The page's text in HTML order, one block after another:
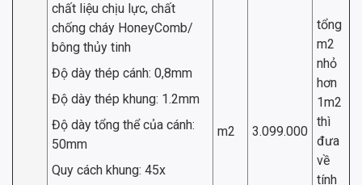
chất liệu chịu lực, chất
chống cháy HoneyComb/
bông thủy tinh
Độ dày thép cánh: 0,8mm
Độ dày thép khung: 1.2mm
Độ dày tổng thể của cánh:
50mm
Quy cách khung: 45x
m2 3.099.000
tổng
m2
nhỏ
hơn
1m2
thì
đưa
về
tính